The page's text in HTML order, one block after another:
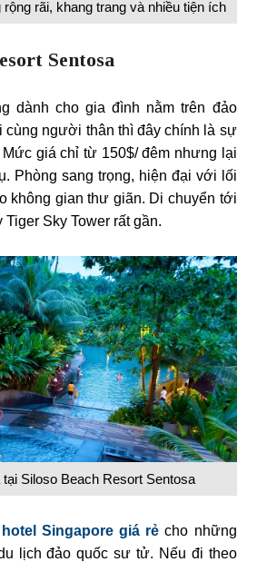
rãi, khang trang và nhiều tiện ích
Sentosa
dành cho gia đình nằm trên đảo
cùng người thân thì đây chính là sự
giá chỉ từ 150$/ đêm nhưng lại
Phòng sang trọng, hiện đại với lối
không gian thư giãn. Di chuyển tới
Sky Tower rất gần.
Siloso Beach Resort Sentosa
hotel Singapore giá rẻcho những
lịch đảo quốc sư tử. Nếu đi theo